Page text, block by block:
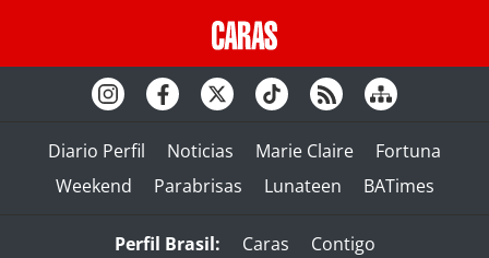
Diario Perfil Noticias Marie Claire
Fortuna
Weekend
Parabrisas Lunateen BATimes
Perfil Brasil: Caras
Contigo